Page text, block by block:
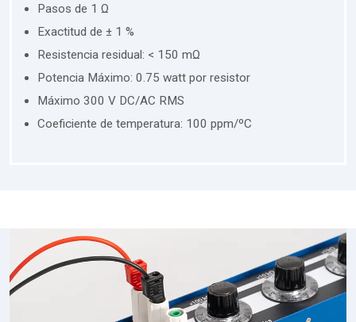
Pasos de 1 Ω
Exactitud de ± 1 %
Resistencia residual: < 150 mΩ
Potencia Máximo: 0.75 watt por resistor
Máximo 300 V DC/AC RMS
Coeficiente de temperatura: 100 ppm/ºC